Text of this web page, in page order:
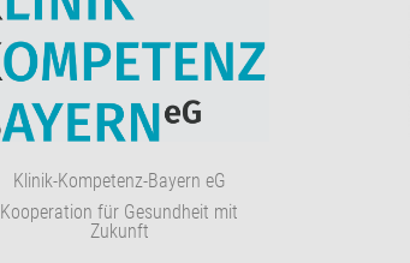
Klinik-Kompetenz-Bayern eG
Kooperation für Gesundheit mit
Zukunft